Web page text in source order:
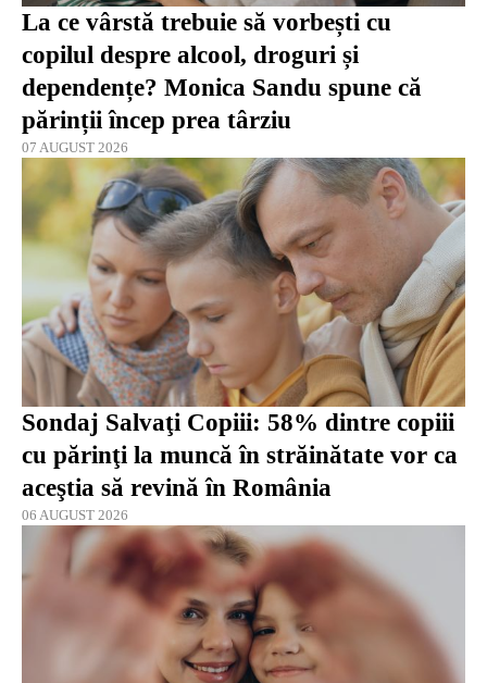
La ce vârstă trebuie să vorbești cu
copilul despre alcool, droguri și
dependențe? Monica Sandu spune că
părinții încep prea târziu
07 AUGUST 2026
Sondaj Salvaţi Copiii: 58% dintre copiii
cu părinţi la muncă în străinătate vor ca
aceştia să revină în România
06 AUGUST 2026